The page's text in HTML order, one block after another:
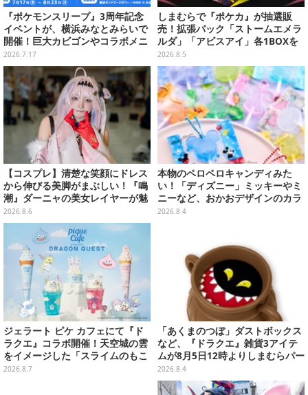
『ポケモンスリープ』3周年記念
イベントが、横浜みなとみらいで
開催！巨大カビゴンやコラボメニ
ューなど限定企画がいっぱい
2026.7.17
しまむらで『ポケカ』が抽選販
売！拡張パック「ストームエメラ
ルダ」「アビスアイ」各1BOXを
ラインナップ
2026.8.5
【コスプレ】清楚な笑顔にドレス
から伸びる美脚がまぶしい！『鳴
潮』ダーニャの美女レイヤーが魅
せるピュア度120％の笑顔に癒さ
れた【画像8枚】
2026.8.6
本物のペロペロキャンディみた
い！「ディズニー」ミッキーやミ
ニーなど、おかおデザインのカラ
フルチャーム全10種が8月31日発
2026.8.4
ジェラート ピケ カフェにて『ド
ラクエ』コラボ開催！天空城の雲
をイメージした「スライムのもこ
もこ天空クレープ」などを提供
2026.8.7
「あくまのつぼ」ダストボックス
など、『ドラクエ』雑貨3アイテ
ムが8月5日12時よりしまむらパー
ク（オンラインストア）にて販
売！
2026.8.4